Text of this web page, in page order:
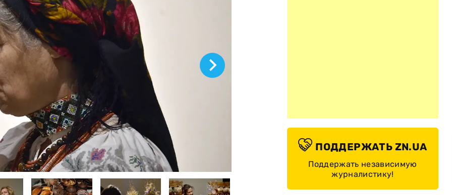
© Василий Артюшенко, ZN.UA
ПОДДЕРЖАТЬ ZN.UA
Поддержать независимую
журналистику!